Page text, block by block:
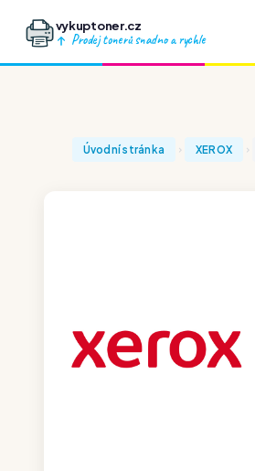
vykuptoner.cz
Prodej tonerů snadno a rychle
Úvodní stránka XEROX